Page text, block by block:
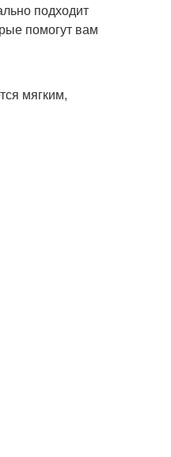
подходит
помогут вам
мягким,